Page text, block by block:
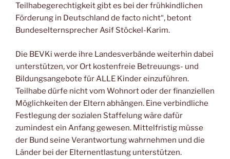
Teilhabegerechtigkeit gibt es bei der frühkindlichen
Förderung in Deutschland de facto nicht“, betont
Bundeselternsprecher Asif Stöckel-Karim.
Die BEVKi werde ihre Landesverbände weiterhin dabei
unterstützen, vor Ort kostenfreie Betreuungs- und
Bildungsangebote für ALLE Kinder einzuführen.
Teilhabe dürfe nicht vom Wohnort oder der finanziellen
Möglichkeiten der Eltern abhängen. Eine verbindliche
Festlegung der sozialen Staffelung wäre dafür
zumindest ein Anfang gewesen. Mittelfristig müsse
der Bund seine Verantwortung wahrnehmen und die
Länder bei der Elternentlastung unterstützen.